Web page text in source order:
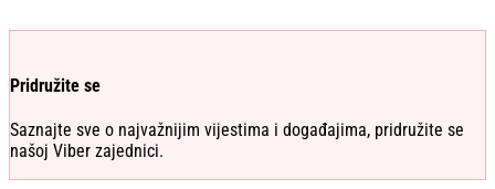
Pridružite se
Saznajte sve o najvažnijim vijestima i događajima, pridružite se
našoj Viber zajednici.